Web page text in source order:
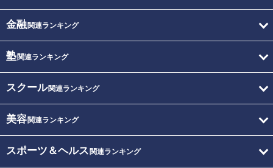
金融関連ランキング
塾関連ランキング
スクール関連ランキング
美容関連ランキング
スポーツ＆ヘルス 関連ランキング